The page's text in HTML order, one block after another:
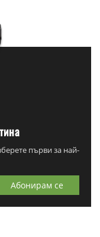
първи за най-
Абонирам се